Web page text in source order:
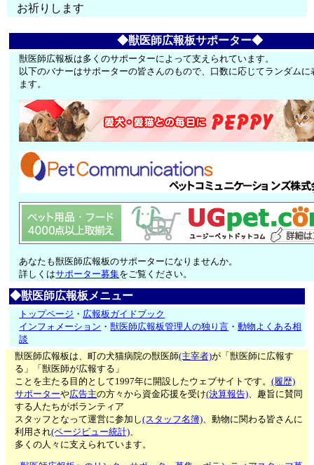
お祈りします
◆獣医師広報板サポーター◆
獣医師広報板は多くのサポーターによって支えられています。
以下のバナーはサポーターの皆さんのもので、口数に応じてランダムに
ます。
あなたも獣医師広報板のサポーターになりませんか。
詳しくはサポーター募集をご覧ください。
◆獣医師広報板メニュー
トップページ ・ 広報板ガイドブック
インフォメーション ・獣医師広報板管理人の独り言 ・動物よくある相
談
獣医師広報板は、町の犬猫病院の獣医師(主宰者)が「獣医師に広報す
る」「獣医師が広報する」
ことを主たる目的として1997年に開設したウェブサイトです。(履歴)
サポーターや広告主の方々から資金応援を受け(決算報告)、趣旨に賛同
する人たちがボランティア
スタッフとなって運営に参加し(スタッフ名簿)、動物に関わる皆さんに
利用され(ページビュー統計)、
多くの人々に支えられています。